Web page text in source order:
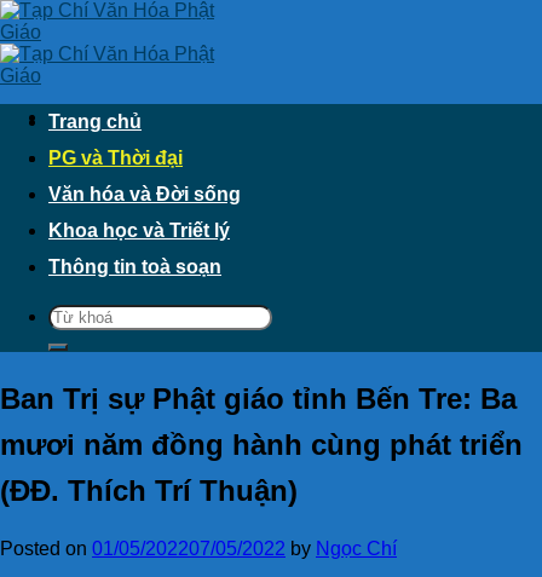
Skip
to
content
Trang chủ
PG và Thời đại
Văn hóa và Đời sống
Khoa học và Triết lý
Thông tin toà soạn
Ban Trị sự Phật giáo tỉnh Bến Tre: Ba
mươi năm đồng hành cùng phát triển
(ĐĐ. Thích Trí Thuận)
Posted on 01/05/202207/05/2022 by Ngọc Chí